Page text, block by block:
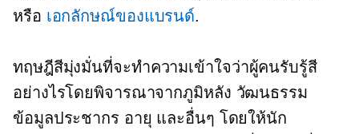
หรือ เอกลักษณ์ของแบรนด์.
ทฤษฎีสีมุ่งมั่นที่จะทำความเข้าใจว่าผู้คนรับรู้สี
อย่างไรโดยพิจารณาจากภูมิหลัง วัฒนธรรม
ข้อมูลประชากร อายุ และอื่นๆ โดยให้นัก